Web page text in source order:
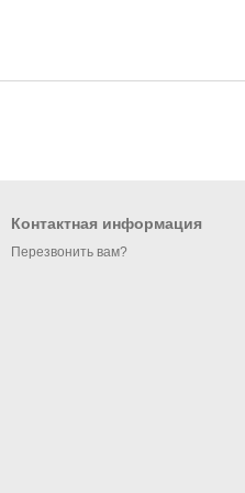
Контактная информация
Перезвонить вам?